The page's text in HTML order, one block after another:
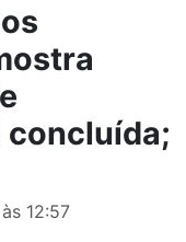
concluída;
12:57